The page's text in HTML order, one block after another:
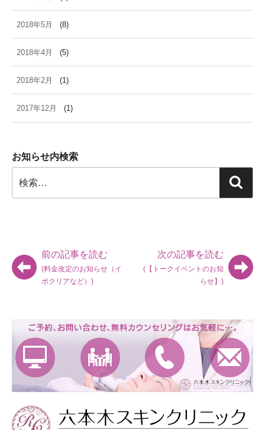
2018年5月 (8)
2018年4月 (5)
2018年2月 (1)
2017年12月 (1)
お知らせ内検索
索
前の記事を読む
(料金改定のお知らせ（イ
ボクリアなど）)
次の記事を読む
(【トークイベントのお知
らせ】)